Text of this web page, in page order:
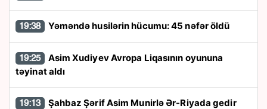
19:38 Yəməndə husilərin hücumu: 45 nəfər öldü
19:25
təyinat aldı
19:13 Şahbaz Şərif Asim Munirlə Ər-Riyada gedir